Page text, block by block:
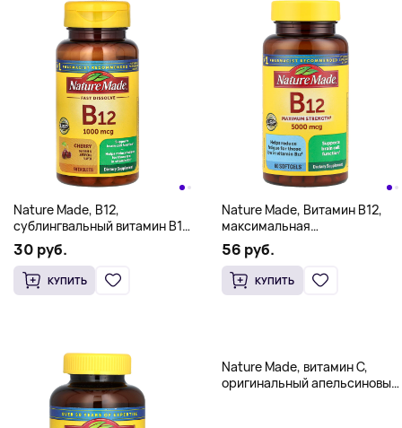
Nature Made, B12,
сублингвальный витамин B12,
с вишней, 1000 мкг, 50
таблеток
30 руб.
КУПИТЬ
Nature Made, Витамин B12,
максимальная
эффективность, 5000 мкг,
60 мягких таблеток
56 руб.
КУПИТЬ
Nature Made, витамин C,
оригинальный апельсиновый